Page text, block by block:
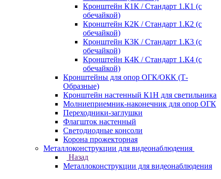
Кронштейн К1К / Стандарт 1.К1 (с
обечайкой)
Кронштейн К2К / Стандарт 1.К2 (с
обечайкой)
Кронштейн К3К / Стандарт 1.К3 (с
обечайкой)
Кронштейн К4К / Стандарт 1.К4 (с
обечайкой)
Кронштейны для опор ОГК/ОКК (Т-
Образные)
Кронштейн настенный К1Н для светильника
Молниеприемник-наконечник для опор ОГК
Переходники-заглушки
Флагшток настенный
Светодиодные консоли
Корона прожекторная
Металлоконструкции для видеонаблюдения
Назад
Металлоконструкции для видеонаблюдения